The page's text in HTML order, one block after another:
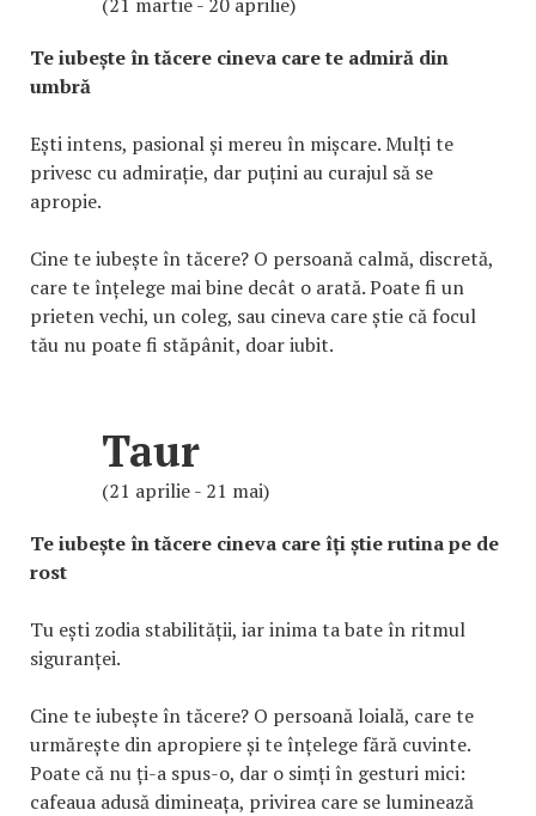
Te iubește în tăcere cineva care te admiră din
umbră
Ești intens, pasional și mereu în mișcare. Mulți te
privesc cu admirație, dar puțini au curajul să se
apropie.
Cine te iubește în tăcere? O persoană calmă, discretă,
care te înțelege mai bine decât o arată. Poate fi un
prieten vechi, un coleg, sau cineva care știe că focul
tău nu poate fi stăpânit, doar iubit.
Taur
(21 aprilie - 21 mai)
Te iubește în tăcere cineva care îți știe rutina pe de
rost
Tu ești zodia stabilității, iar inima ta bate în ritmul
siguranței.
Cine te iubește în tăcere? O persoană loială, care te
urmărește din apropiere și te înțelege fără cuvinte.
Poate că nu ți-a spus-o, dar o simți în gesturi mici:
cafeaua adusă dimineața, privirea care se luminează